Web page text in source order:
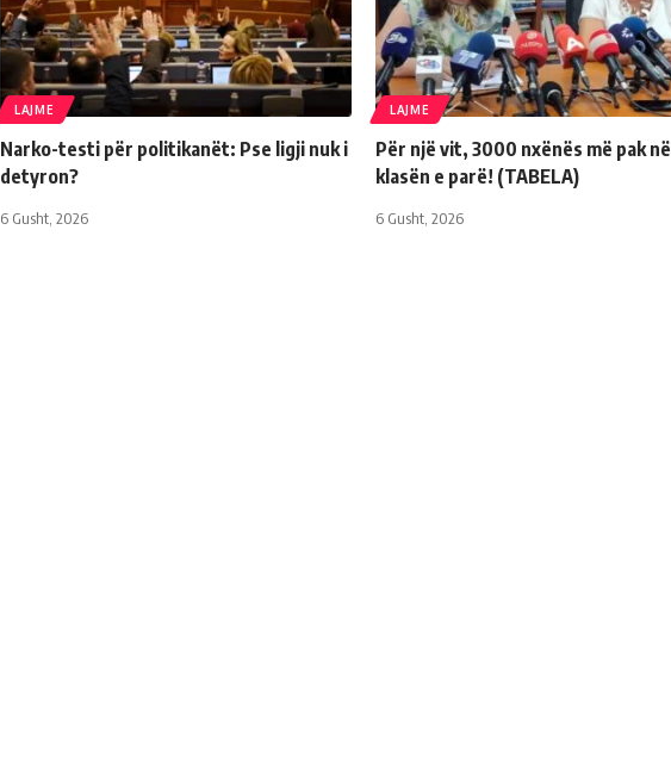
LAJME
Narko-testi për politikanët: Pse ligji nuk i
detyron?
6 Gusht, 2026
LAJME
Për një vit, 3000 nxënës më pak në
klasën e parë! (TABELA)
6 Gusht, 2026